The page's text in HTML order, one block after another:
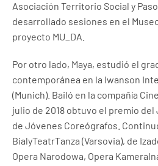
Asociación Territorio Social y
desarrollado sesiones en el
proyecto MU_DA.
Por otro lado, Maya, estudió el
contemporánea en la Iwanson
(Munich). Bailó en la compañía
julio de 2018 obtuvo el premio
de Jóvenes Coreógrafos.
BialyTeatrTanza (Varsovia), de
Opera Narodowa, Opera